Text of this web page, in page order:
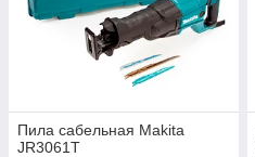
Пила сабельная Makita
JR3061T